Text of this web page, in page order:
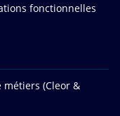
fonctionnelles
métiers (Cleor &